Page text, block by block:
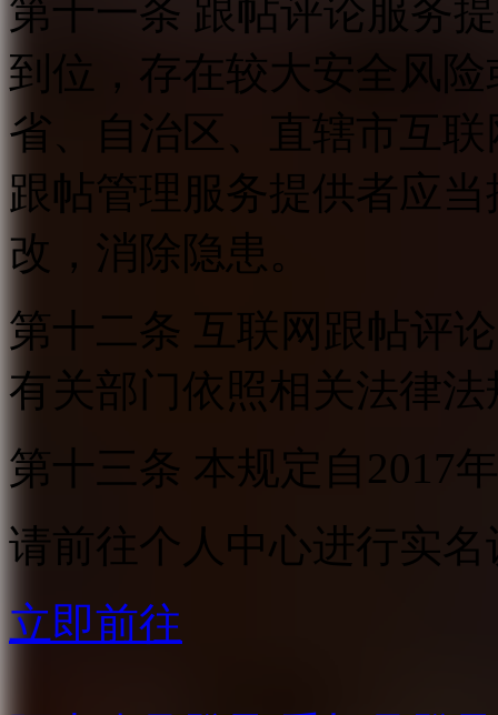
第十一条 跟帖评论服务
到位，存在较大安全风
省、自治区、直辖市互
跟帖管理服务提供者应
改，消除隐患。
第十二条 互联网跟帖评
有关部门依照相关法律
第十三条 本规定自2017
请前往个人中心进行实名
立即前往